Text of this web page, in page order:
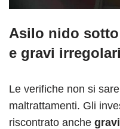
Asilo nido
e gravi
Le verifiche non si
maltrattamenti. Gli
riscontrato anche